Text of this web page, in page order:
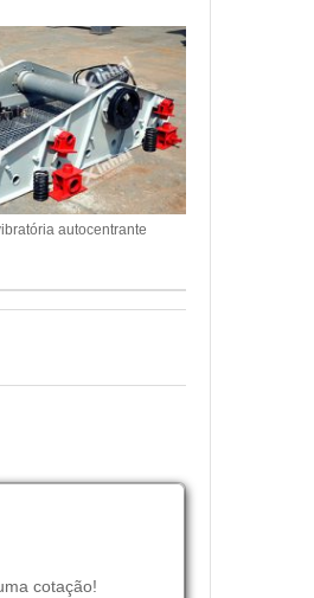
autocentrante
cotação!